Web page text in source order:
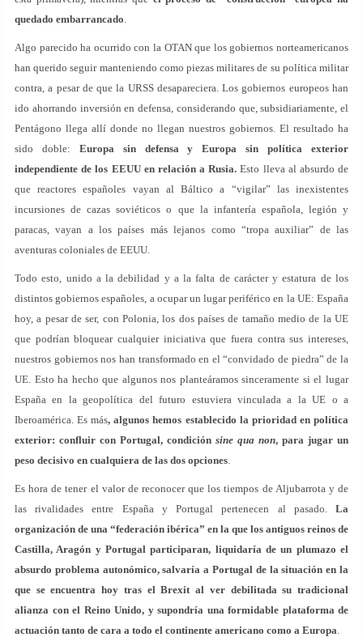
quedado embarrancado.
Algo parecido ha ocurrido con la OTAN que los gobiernos norteamericanos
han querido seguir manteniendo como piezas militares de su política militar
contra, a pesar de que la URSS desapareciera. Los gobiernos europeos han
ido ahorrando inversión en defensa, considerando que, subsidiariamente, el
Pentágono llega allí donde no llegan nuestros gobiernos. El resultado ha
sido doble: Europa sin defensa y Europa sin política exterior
independiente de los EEUU en relación a Rusia. Esto lleva al absurdo de
que reactores españoles vayan al Báltico a “vigilar” las inexistentes
incursiones de cazas soviéticos o que la infantería española, legión y
paracas, vayan a los países más lejanos como “tropa auxiliar” de las
aventuras coloniales de EEUU.
Todo esto, unido a la debilidad y a la falta de carácter y estatura de los
distintos gobiernos españoles, a ocupar un lugar periférico en la UE: España
hoy, a pesar de ser, con Polonia, los dos países de tamaño medio de la UE
que podrían bloquear cualquier iniciativa que fuera contra sus intereses,
nuestros gobiernos nos han transformado en el “convidado de piedra” de la
UE. Esto ha hecho que algunos nos planteáramos sinceramente si el lugar
España en la geopolítica del futuro estuviera vinculada a la UE o a
Iberoamérica. Es más, algunos hemos establecido la prioridad en política
exterior: confluir con Portugal, condición sine qua non, para jugar un
peso decisivo en cualquiera de las dos opciones.
Es hora de tener el valor de reconocer que los tiempos de Aljubarrota y de
las rivalidades entre España y Portugal pertenecen al pasado. La
organización de una “federación ibérica” en la que los antiguos reinos de
Castilla, Aragón y Portugal participaran, liquidaría de un plumazo el
absurdo problema autonómico, salvaría a Portugal de la situación en la
que se encuentra hoy tras el Brexit al ver debilitada su tradicional
alianza con el Reino Unido, y supondría una formidable plataforma de
actuación tanto de cara a todo el continente americano como a Europa.